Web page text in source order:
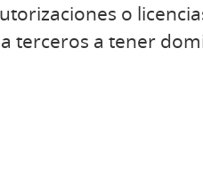
o
terceros a tener